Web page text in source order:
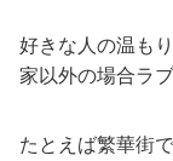
好きな人の温も
家以外の場合ラ
たとえば繁華街